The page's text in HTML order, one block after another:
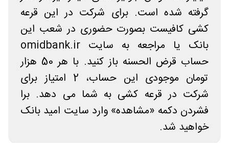
گرفته شده است. برای شرکت در این قرعه
کشی کافیست بصورت حضوری در شعب این
بانک یا مراجعه به سایت omidbank.ir
حساب قرض الحسنه باز کنید. با هر 50 هزار
تومان موجودی این حساب، 2 امتیاز برای
شرکت در قرعه کشی به شما می دهد. برا
فشردن دکمه «مشاهده» وارد سایت امید بانک
خواهید شد.